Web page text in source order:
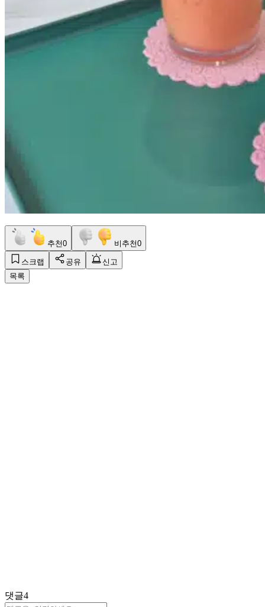
추천0 비추천0
스크랩 공유
신고
목록
댓글4